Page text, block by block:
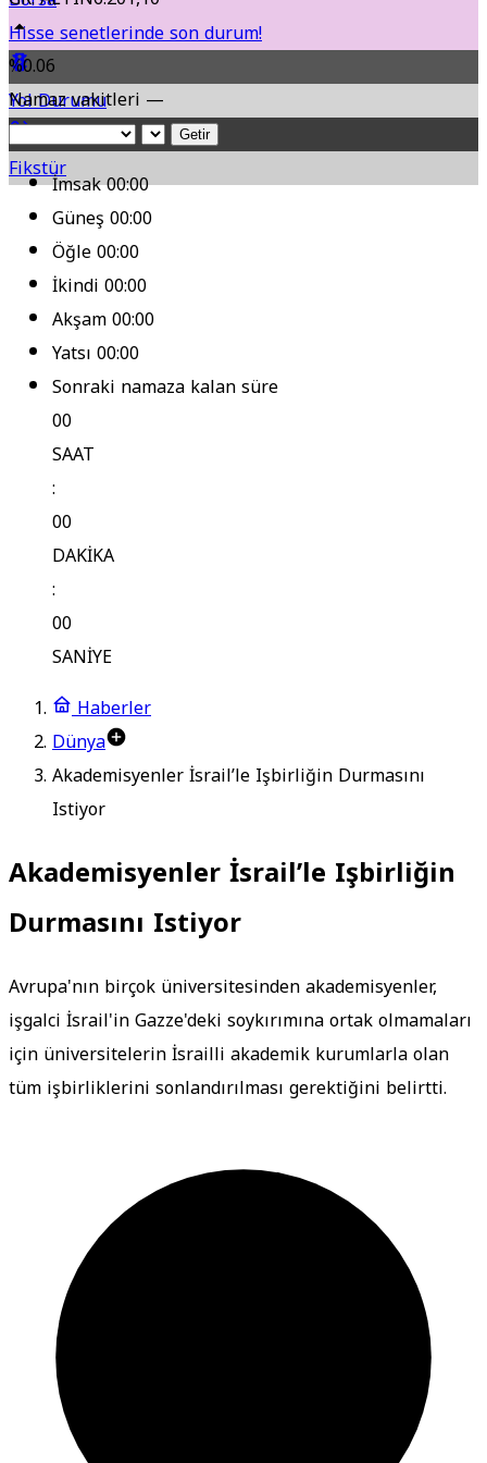
Hisse senetlerinde son durum!
Yol Durumu
Fikstür
%0.06
Namaz vakitleri —
Getir
İmsak00:00
Güneş00:00
Öğle00:00
İkindi00:00
Akşam00:00
Yatsı00:00
Sonraki namaza kalan süre
00
SAAT
:
00
DAKİKA
:
00
SANİYE
Haberler
Dünya
Akademisyenler İsrail’le Işbirliğin Durmasını
Istiyor
Akademisyenler İsrail’le Işbirliğin
Durmasını Istiyor
Avrupa'nın birçok üniversitesinden akademisyenler,
işgalci İsrail'in Gazze'deki soykırımına ortak olmamaları
için üniversitelerin İsrailli akademik kurumlarla olan
tüm işbirliklerini sonlandırılması gerektiğini belirtti.